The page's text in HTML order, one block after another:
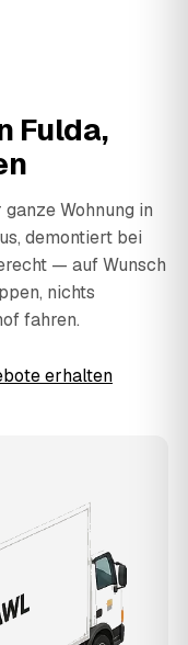
Fulda,
Wohnung in
demontiert bei
— auf Wunsch
nichts
fahren.
erhalten